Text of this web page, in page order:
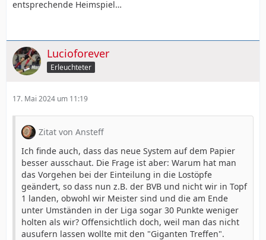
entsprechende Heimspiel…
Lucioforever
Erleuchteter
17. Mai 2024 um 11:19
Zitat von Ansteff
Ich finde auch, dass das neue System auf dem Papier
besser ausschaut. Die Frage ist aber: Warum hat man
das Vorgehen bei der Einteilung in die Lostöpfe
geändert, so dass nun z.B. der BVB und nicht wir in Topf
1 landen, obwohl wir Meister sind und die am Ende
unter Umständen in der Liga sogar 30 Punkte weniger
holten als wir? Offensichtlich doch, weil man das nicht
ausufern lassen wollte mit den "Giganten Treffen".